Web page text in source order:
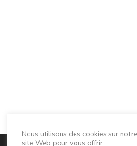
Nous utilisons des cookies sur notre
site Web pour vous offrir